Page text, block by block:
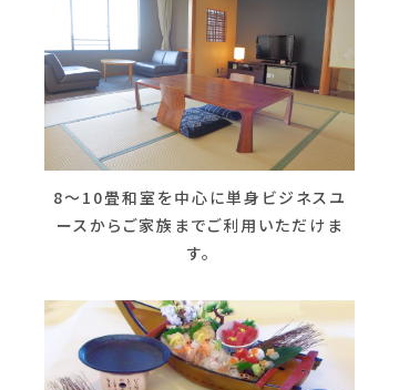
8～10畳和室を中心に単身ビジネスユ
ースからご家族までご利用いただけま
す。